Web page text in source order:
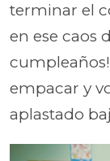
terminar el
en ese caos
empacar y
aplastado